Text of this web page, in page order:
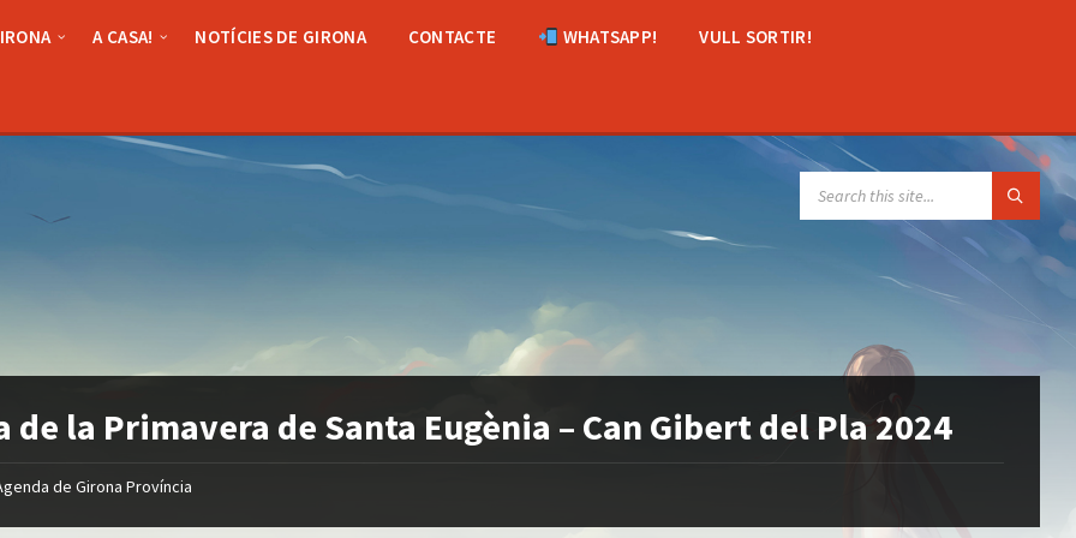
A CASA! NOTÍCIES DE GIRONA CONTACTE WHATSAPP! VULL SORTIR!
de la Primavera de Santa Eugènia – Can Gibert del Pla 2024
de Girona Província